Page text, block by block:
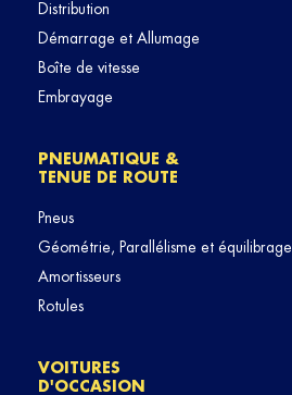
Distribution
Démarrage et Allumage
Boîte de vitesse
Embrayage
PNEUMATIQUE &
TENUE DE ROUTE
Pneus
Géométrie, Parallélisme et équilibrage
Amortisseurs
Rotules
VOITURES
D'OCCASION